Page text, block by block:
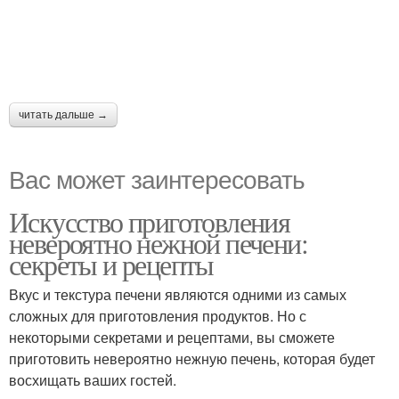
читать дальше →
Вас может заинтересовать
Искусство приготовления
невероятно нежной печени:
секреты и рецепты
Вкус и текстура печени являются одними из самых
сложных для приготовления продуктов. Но с
некоторыми секретами и рецептами, вы сможете
приготовить невероятно нежную печень, которая будет
восхищать ваших гостей.